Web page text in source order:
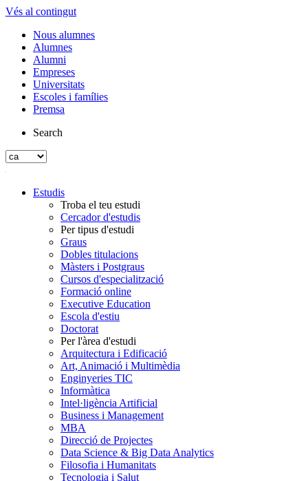
Vés al contingut
Nous alumnes
Alumnes
Alumni
Empreses
Universitats
Escoles i famílies
Premsa
Search
Estudis
Troba el teu estudi
Cercador d'estudis
Per tipus d'estudi
Graus
Dobles titulacions
Màsters i Postgraus
Cursos d'especialització
Formació online
Executive Education
Escola d'estiu
Doctorat
Per l'àrea d'estudi
Arquitectura i Edificació
Art, Animació i Multimèdia
Enginyeries TIC
Informàtica
Intel·ligència Artificial
Business i Management
MBA
Direcció de Projectes
Data Science & Big Data Analytics
Filosofia i Humanitats
Tecnologia i Salut